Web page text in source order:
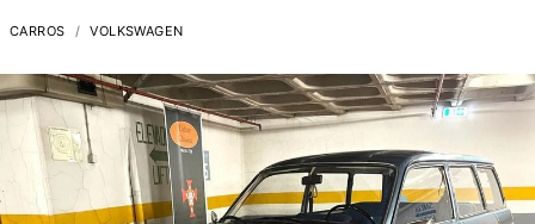
CARROS VOLKSWAGEN